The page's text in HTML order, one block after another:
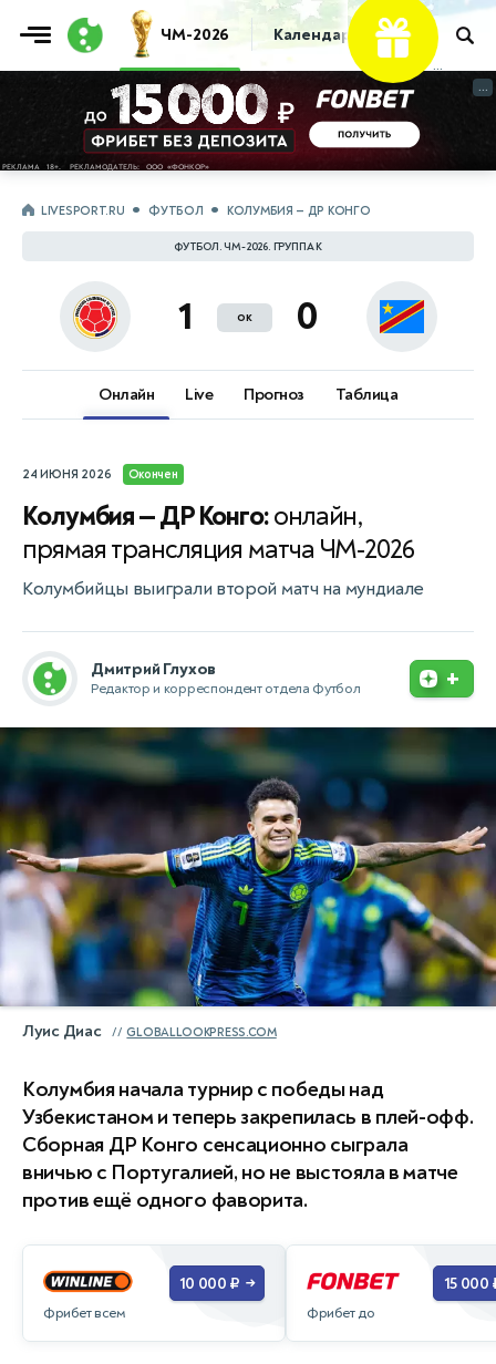
ЧМ-2026 Календарь Таблица
Фрибет
10 000 ₽
...
...
LIVESPORT.RU ФУТБОЛ КОЛУМБИЯ — ДР КОНГО
ФУТБОЛ. ЧМ-2026. ГРУППА K
1 ок 0
Онлайн Live Прогноз Таблица
24 ИЮНЯ 2026 Окончен
Колумбия — ДР Конго:онлайн,
прямая трансляция матча ЧМ-2026
Колумбийцы выиграли второй матч на мундиале
Дмитрий Глухов
Редактор и корреспондент отдела Футбол +
Луис Диас GLOBALLOOKPRESS.COM
Колумбия начала турнир с победы над
Узбекистаном и теперь закрепилась в плей-офф.
Сборная ДР Конго сенсационно сыграла
вничью с Португалией, но не выстояла в матче
против ещё одного фаворита.
Фрибет всем
10 000 ₽ →
Фрибет до
15 000